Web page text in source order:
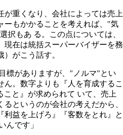
が重くなり、会社によっては売上
ーもかかることを考えれば、"気
択もあ る。この点については、
現在は統括スーパーバイザーを務
がこう話す。
標がありますが、"ノルマ"とい
ん。数字よりも『人を育成するこ
こと』が求められて いて、売上
というのが会社の考えだから、
利益を上げろ』『客数をとれ』と
んです」